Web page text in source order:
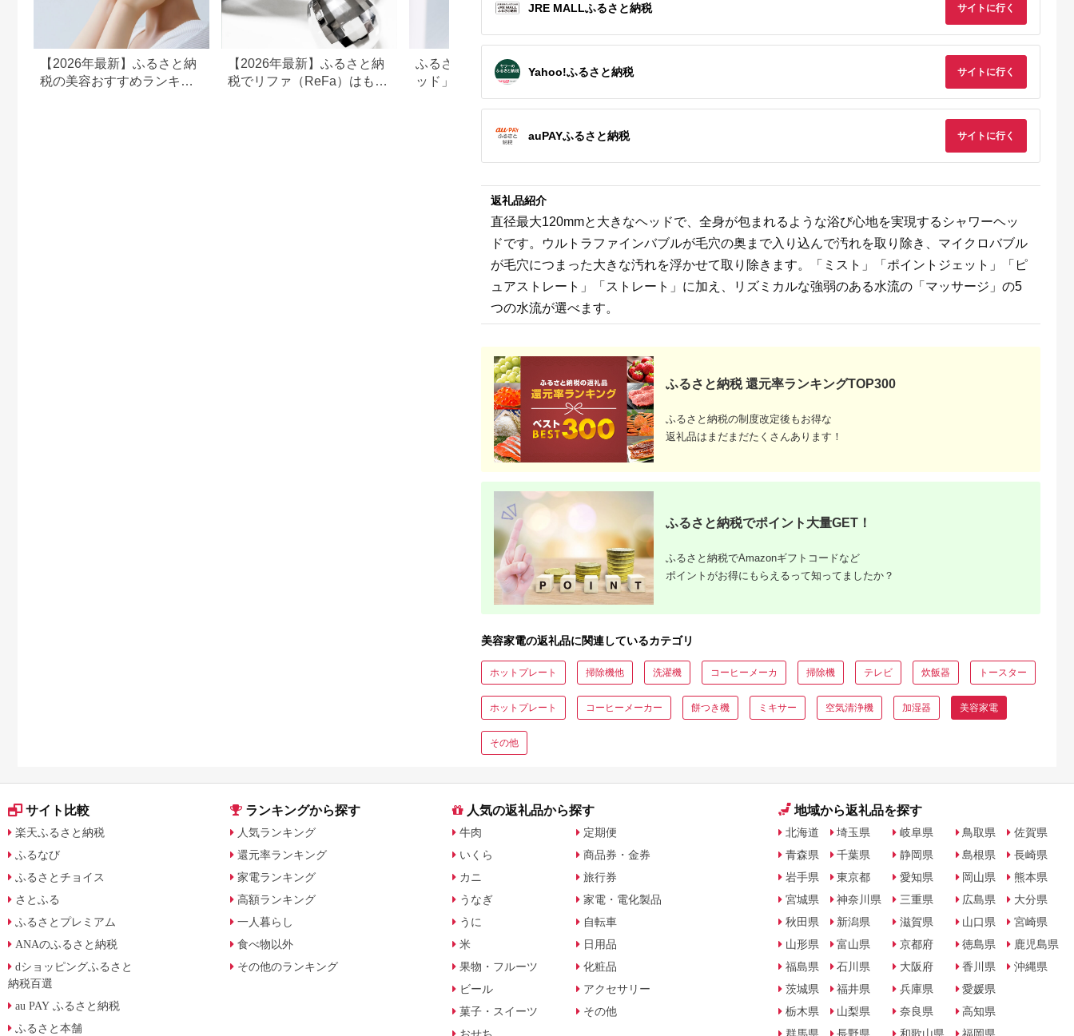
【2026年最新】ふるさと納
税の美容おすすめランキン
【2026年最新】ふるさと納
税でリファ（ReFa）はもら
ふるさと納税「シャワーヘ
ッド」おすすめランキン
グ！リファやミラブルも
【2026年最新】ふるさとプ
レミアムを徹底解剖。良い
点、悪い点を解説
JRE MALLふるさと納税 サイトに行く
Yahoo!ふるさと納税 サイトに行く
auPAYふるさと納税 サイトに行く
返礼品紹介
直径最大120mmと大きなヘッドで、全身が包まれるような浴び心地を実現するシャワーヘッ
ドです。ウルトラファインバブルが毛穴の奥まで入り込んで汚れを取り除き、マイクロバブル
が毛穴につまった大きな汚れを浮かせて取り除きます。「ミスト」「ポイントジェット」「ピ
ュアストレート」「ストレート」に加え、リズミカルな強弱のある水流の「マッサージ」の5
つの水流が選べます。
ふるさと納税 還元率ランキングTOP300
ふるさと納税の制度改定後もお得な
返礼品はまだまだたくさんあります！
ふるさと納税でポイント大量GET！
ふるさと納税でAmazonギフトコードなど
ポイントがお得にもらえるって知ってましたか？
美容家電の返礼品に関連しているカテゴリ
ホットプレート 掃除機他 洗濯機 コーヒーメーカ 掃除機 テレビ 炊飯器 トースター
ホットプレート コーヒーメーカー 餅つき機 ミキサー 空気清浄機 加湿器 美容家電
その他
サイト比較
楽天ふるさと納税
ふるなび
ふるさとチョイス
さとふる
ふるさとプレミアム
ANAのふるさと納税
dショッピングふるさと
納税百選
au PAY ふるさと納税
ふるさと本舗
ランキングから探す
人気ランキング
還元率ランキング
家電ランキング
高額ランキング
一人暮らし
食べ物以外
その他のランキング
人気の返礼品から探す
牛肉
いくら
カニ
うなぎ
うに
米
果物・フルーツ
ビール
菓子・スイーツ
おせち
定期便
商品券・金券
旅行券
家電・電化製品
自転車
日用品
化粧品
アクセサリー
その他
地域から返礼品を探す
北海道
青森県
岩手県
宮城県
秋田県
山形県
福島県
茨城県
栃木県
群馬県
埼玉県
千葉県
東京都
神奈川県
新潟県
富山県
石川県
福井県
山梨県
長野県
岐阜県
静岡県
愛知県
三重県
滋賀県
京都府
大阪府
兵庫県
奈良県
和歌山県
鳥取県
島根県
岡山県
広島県
山口県
徳島県
香川県
愛媛県
高知県
福岡県
佐賀県
長崎県
熊本県
大分県
宮崎県
鹿児島県
沖縄県